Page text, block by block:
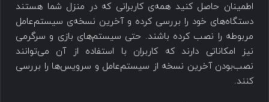
اطمینان حاصل کنید همه‌ی کاربرانی که در منزل شما هستند
دستگاه‌های خود را بررسی کرده و آخرین نسخه‌ی سیستم‌عامل‌
مربوطه را نصب کرده باشند. حتی سیستم‌های بازی و سرگرمی
نیز امکاناتی دارند که کاربران با استفاده از آن‌ می‌توانند
نصب‌بودن آخرین نسخه از سیستم‌عامل و سرویس‌ها را بررسی
کنند.